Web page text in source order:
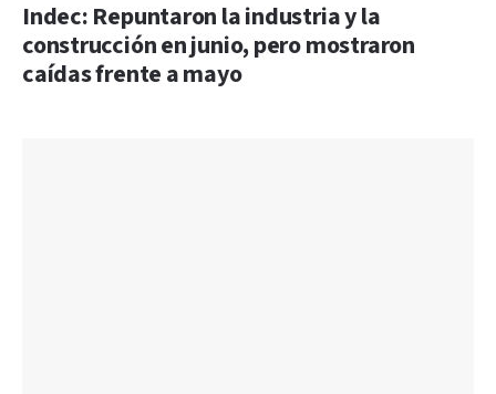
Indec: Repuntaron la industria y la
construcción en junio, pero mostraron
caídas frente a mayo